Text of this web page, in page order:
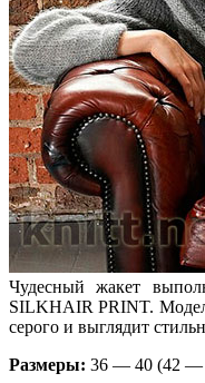
Чудесный жакет
SILKHAIR PRINT.
серого и выглядит
Размеры: 36 — 40 (42 —